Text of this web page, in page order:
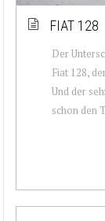
FIAT 128
Der
Fiat 128,
Und der
schon den